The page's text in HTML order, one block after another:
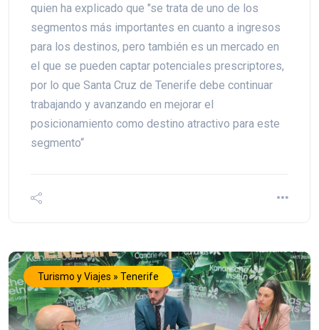
quien ha explicado que "se trata de uno de los
segmentos más importantes en cuanto a ingresos
para los destinos, pero también es un mercado en
el que se pueden captar potenciales prescriptores,
por lo que Santa Cruz de Tenerife debe continuar
trabajando y avanzando en mejorar el
posicionamiento como destino atractivo para este
segmento“
Turismo y Viajes » Tenerife